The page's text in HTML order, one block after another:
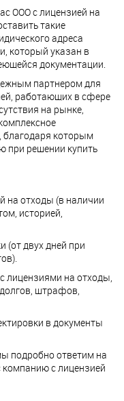
ООО с лицензией на
такие
адреса
который указан в
документации.
партнером для
работающих в сфере
на рынке,
благодаря которым
при решении купить
отходы (в наличии
историей,
(от двух дней при
лицензиями на отходы,
штрафов,
в документы
подробно ответим на
с лицензией